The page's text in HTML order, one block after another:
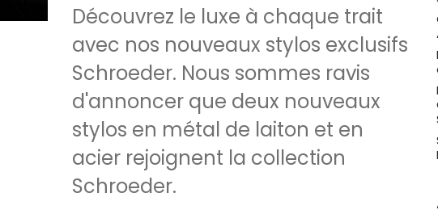
Découvrez le luxe à chaque trait
avec nos nouveaux stylos exclusifs
Schroeder. Nous sommes ravis
d'annoncer que deux nouveaux
stylos en métal de laiton et en
acier rejoignent la collection
Schroeder.